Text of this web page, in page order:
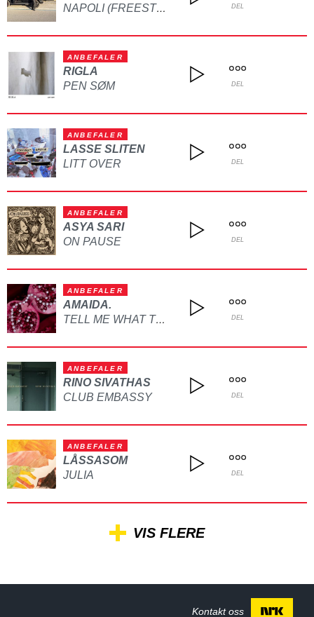
NAPOLI (FREESTYLE) DEL
ANBEFALER
RIGLA
PEN SØM
DEL
ANBEFALER
LASSE SLITEN
LITT OVER
DEL
ANBEFALER
ASYA SARI
ON PAUSE
DEL
ANBEFALER
AMAIDA.
TELL ME WHAT TO DO DEL
ANBEFALER
RINO SIVATHAS
CLUB EMBASSY
DEL
ANBEFALER
LÅSSASOM
JULIA
DEL
VIS FLERE
Kontakt oss